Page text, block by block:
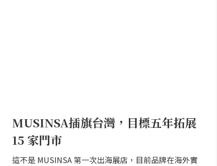
MUSINSA插旗台灣，目標五年拓展
15 家門市
這不是 MUSINSA 第一次出海展店，目前品牌在海外實